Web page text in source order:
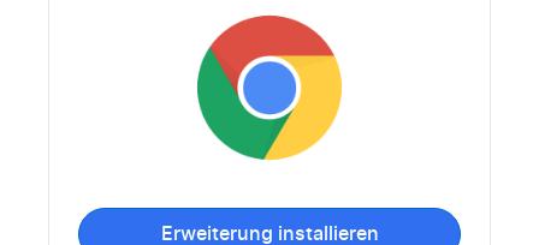
Erweiterung installieren